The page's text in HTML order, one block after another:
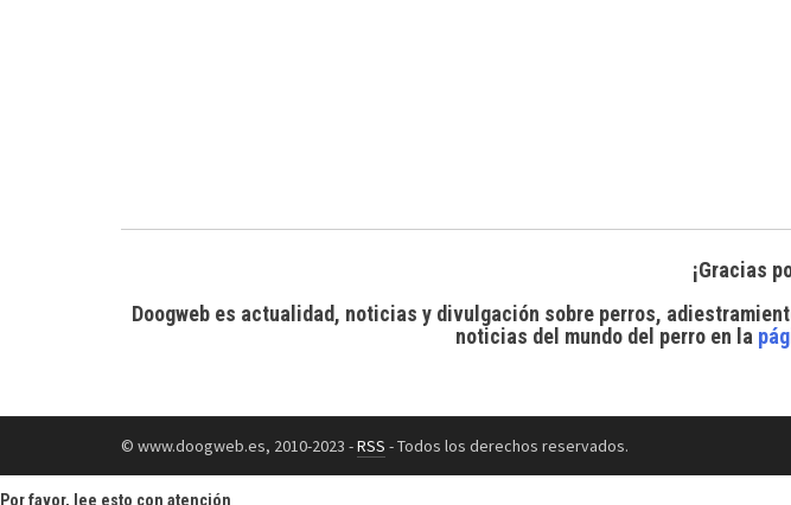
¡Gracias
Doogweb es actualidad, noticias y divulgación sobre perros,
noticias del mundo del perroen la
© www.doogweb.es, 2010-2023 -RSS - Todos los derechos reservados.
Por favor, lee esto con atención